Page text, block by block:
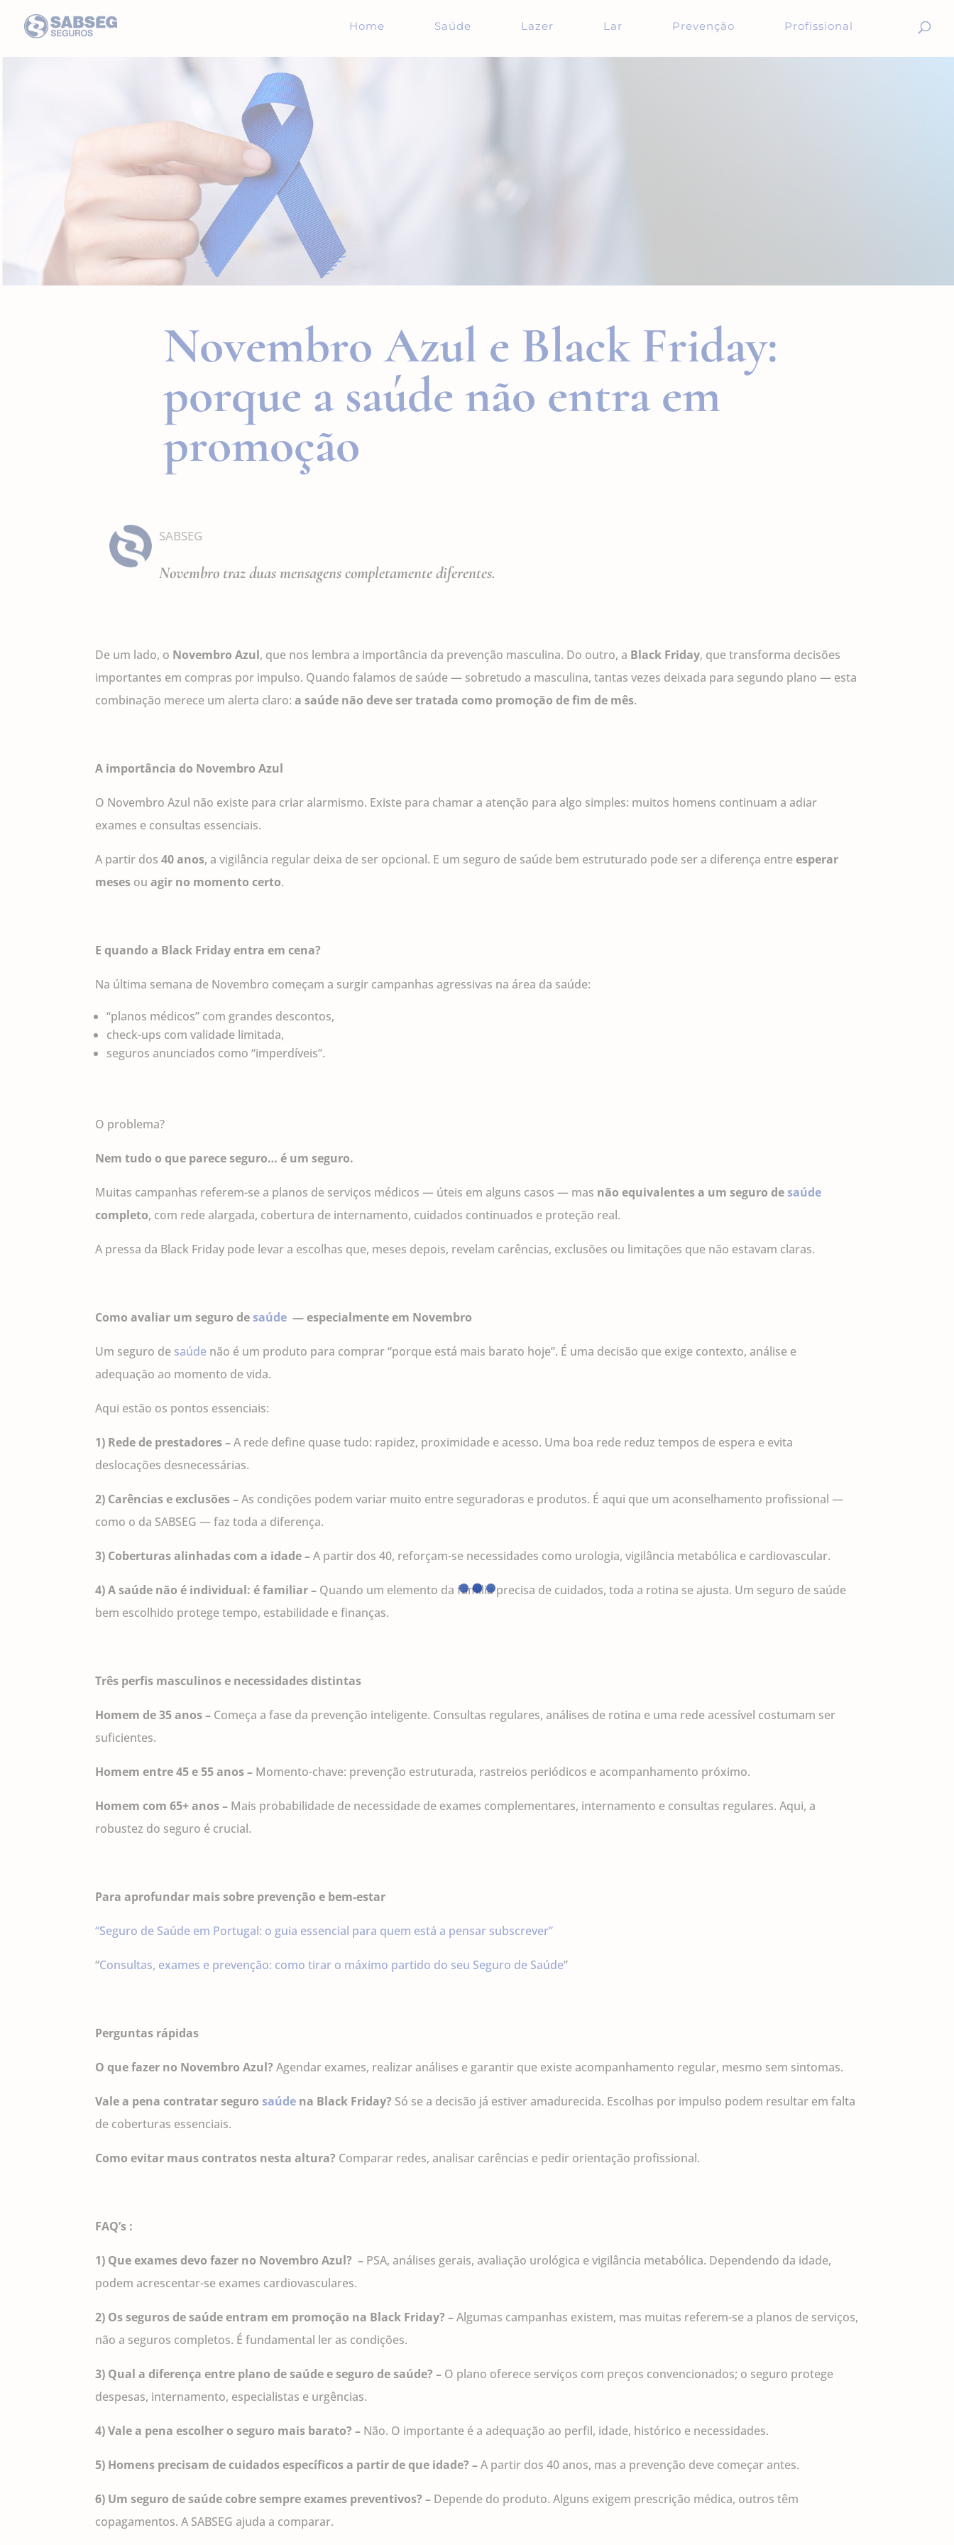
Home Saúde Lazer Lar Prevenção Profissional
Novembro Azul e Black Friday:
porque a saúde não entra em
promoção
SABSEG
Novembro traz duas mensagens completamente diferentes.
De um lado, o Novembro Azul, que nos lembra a importância da prevenção masculina. Do outro, a Black Friday, que transforma decisões
importantes em compras por impulso. Quando falamos de saúde — sobretudo a masculina, tantas vezes deixada para segundo plano — esta
combinação merece um alerta claro:a saúde não deve ser tratada como promoção de fim de mês.
A importância do Novembro Azul
O Novembro Azul não existe para criar alarmismo. Existe para chamar a atenção para algo simples: muitos homens continuam a adiar
exames e consultas essenciais.
A partir dos40 anos, a vigilância regular deixa de ser opcional. E um seguro de saúde bem estruturado pode ser a diferença entreesperar
meses ouagir no momento certo.
E quando a Black Friday entra em cena?
Na última semana de Novembro começam a surgir campanhas agressivas na área da saúde:
“planos médicos” com grandes descontos,
check-ups com validade limitada,
seguros anunciados como “imperdíveis”.
O problema?
Nem tudo o que parece seguro… é um seguro.
Muitas campanhas referem-se a planos de serviços médicos — úteis em alguns casos — mas não equivalentes a um seguro desaúde
completo, com rede alargada, cobertura de internamento, cuidados continuados e proteção real.
A pressa da Black Friday pode levar a escolhas que, meses depois, revelam carências, exclusões ou limitações que não estavam claras.
Como avaliar um seguro desaúde — especialmente em Novembro
Um seguro de saúde não é um produto para comprar “porque está mais barato hoje”. É uma decisão que exige contexto, análise e
adequação ao momento de vida.
Aqui estão os pontos essenciais:
1) Rede de prestadores –A rede define quase tudo: rapidez, proximidade e acesso. Uma boa rede reduz tempos de espera e evita
deslocações desnecessárias.
2) Carências e exclusões –As condições podem variar muito entre seguradoras e produtos. É aqui que um aconselhamento profissional —
como o da SABSEG — faz toda a diferença.
3) Coberturas alinhadas com a idade –A partir dos 40, reforçam-se necessidades como urologia, vigilância metabólica e cardiovascular.
4) A saúde não é individual: é familiar – Quando um elemento da família precisa de cuidados, toda a rotina se ajusta. Um seguro de saúde
bem escolhido protege tempo, estabilidade e finanças.
Três perfis masculinos e necessidades distintas
Homem de 35 anos – Começa a fase da prevenção inteligente. Consultas regulares, análises de rotina e uma rede acessível costumam ser
suficientes.
Homem entre 45 e 55 anos – Momento-chave: prevenção estruturada, rastreios periódicos e acompanhamento próximo.
Homem com 65+ anos – Mais probabilidade de necessidade de exames complementares, internamento e consultas regulares. Aqui, a
robustez do seguro é crucial.
Para aprofundar mais sobre prevenção e bem-estar
“Seguro de Saúde em Portugal: o guia essencial para quem está a pensar subscrever”
“Consultas, exames e prevenção: como tirar o máximo partido do seu Seguro de Saúde”
Perguntas rápidas
O que fazer no Novembro Azul? Agendar exames, realizar análises e garantir que existe acompanhamento regular, mesmo sem sintomas.
Vale a pena contratar segurosaúde na Black Friday? Só se a decisão já estiver amadurecida. Escolhas por impulso podem resultar em falta
de coberturas essenciais.
Como evitar maus contratos nesta altura? Comparar redes, analisar carências e pedir orientação profissional.
FAQ’s :
1) Que exames devo fazer no Novembro Azul? – PSA, análises gerais, avaliação urológica e vigilância metabólica. Dependendo da idade,
podem acrescentar-se exames cardiovasculares.
2) Os seguros de saúde entram em promoção na Black Friday? –Algumas campanhas existem, mas muitas referem-se a planos de serviços,
não a seguros completos. É fundamental ler as condições.
3) Qual a diferença entre plano de saúde e seguro de saúde? – O plano oferece serviços com preços convencionados; o seguro protege
despesas, internamento, especialistas e urgências.
4) Vale a pena escolher o seguro mais barato? – Não. O importante é a adequação ao perfil, idade, histórico e necessidades.
5) Homens precisam de cuidados específicos a partir de que idade? –A partir dos 40 anos, mas a prevenção deve começar antes.
6) Um seguro de saúde cobre sempre exames preventivos? – Depende do produto. Alguns exigem prescrição médica, outros têm
copagamentos. A SABSEG ajuda a comparar.